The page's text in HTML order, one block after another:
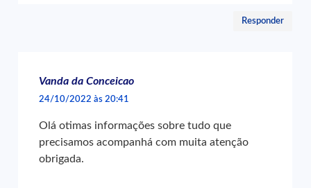
Responder
Vanda da Conceicao
24/10/2022 às 20:41
Olá otimas informações sobre tudo que
precisamos acompanhá com muita atenção
obrigada.